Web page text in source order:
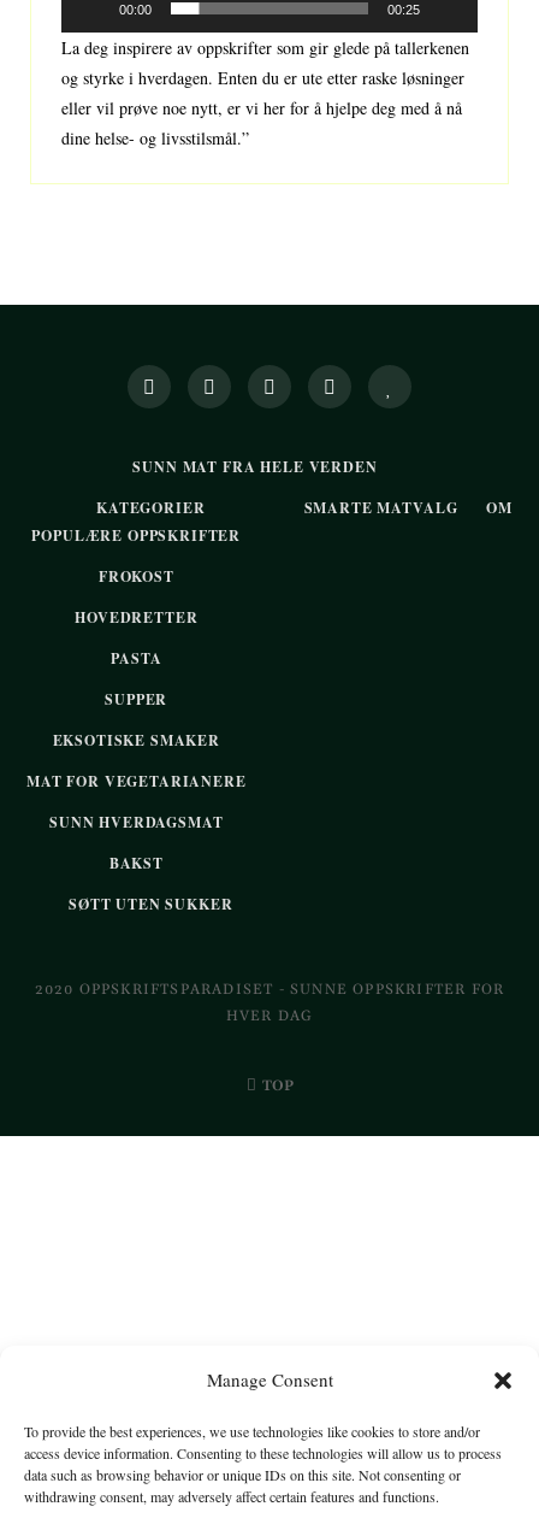
Manage Consent
To provide the best experiences, we use technologies like cookies to store and/or
access device information. Consenting to these technologies will allow us to process
data such as browsing behavior or unique IDs on this site. Not consenting or
withdrawing consent, may adversely affect certain features and functions.
00:00 00:25
La deg inspirere av oppskrifter som gir glede på tallerkenen
og styrke i hverdagen. Enten du er ute etter raske løsninger
eller vil prøve noe nytt, er vi her for å hjelpe deg med å nå
dine helse- og livsstilsmål.”
SUNN MAT FRA HELE VERDEN
KATEGORIER
POPULÆRE OPPSKRIFTER
FROKOST
HOVEDRETTER
PASTA
SUPPER
EKSOTISKE SMAKER
MAT FOR VEGETARIANERE
SUNN HVERDAGSMAT
BAKST
SØTT UTEN SUKKER
SMARTE MATVALG OM
2020 OPPSKRIFTSPARADISET - SUNNE OPPSKRIFTER FOR
HVER DAG
TOP